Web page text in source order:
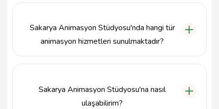
Sakarya Animasyon Stüdyosu'nda hangi tür
animasyon hizmetleri sunulmaktadır?
sunmaktadır.
Sakarya Animasyon Stüdyosu'na nasıl
ulaşabilirim?